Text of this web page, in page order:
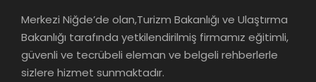
Merkezi Niğde’de olan,Turizm Bakanlığı ve Ulaştırma
Bakanlığı tarafında yetkilendirilmiş firmamız eğitimli,
güvenli ve tecrübeli eleman ve belgeli rehberlerle
sizlere hizmet sunmaktadır.